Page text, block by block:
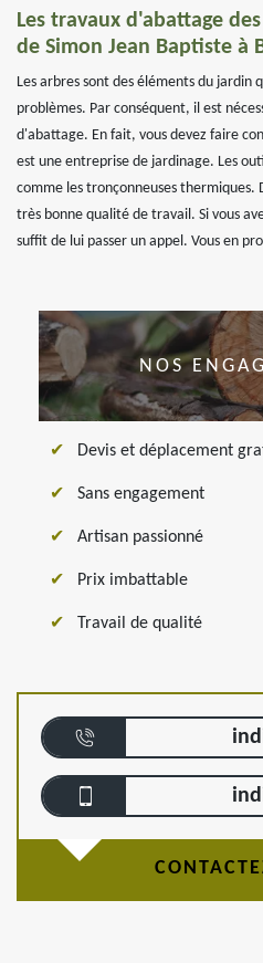
Les travaux d'abattage
de Simon Jean Baptiste à
Les arbres sont des éléments du jardin
problèmes. Par conséquent, il est
d'abattage. En fait, vous devez faire
est une entreprise de jardinage. Les
comme les tronçonneuses
très bonne qualité de travail. Si vous
suffit de lui passer un appel. Vous en
NOS
Devis et déplacement
Sans engagement
Artisan passionné
Prix imbattable
Travail de qualité